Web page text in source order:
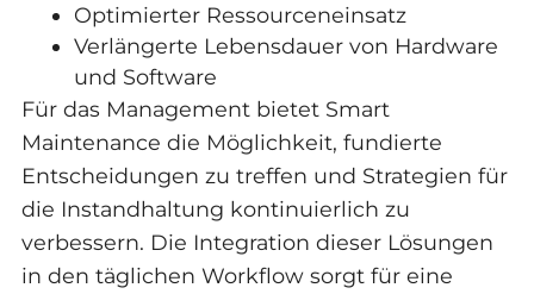
Optimierter Ressourceneinsatz
Verlängerte Lebensdauer von Hardware
und Software
Für das Management bietet Smart
Maintenance die Möglichkeit, fundierte
Entscheidungen zu treffen und Strategien für
die Instandhaltung kontinuierlich zu
verbessern. Die Integration dieser Lösungen
in den täglichen Workflow sorgt für eine